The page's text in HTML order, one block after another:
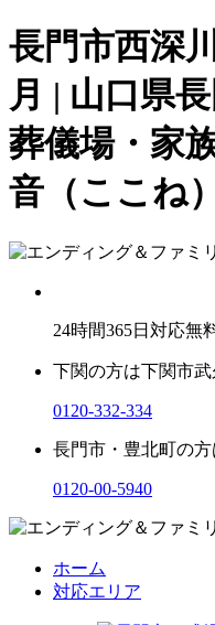
長門市西深
月 | 山口県
葬儀場・家
音（ここね）
24時間365日対応無
下関の方は下関市武
0120-332-334
長門市・豊北町の方
0120-00-5940
ホーム
対応エリア